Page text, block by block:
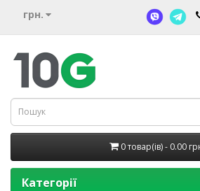
грн.
0 товар(ів) - 0.00
Категорії